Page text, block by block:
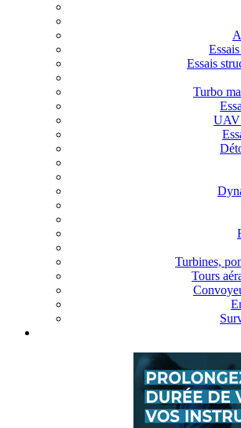
Essais
Turbo
UAV
Turbines,
Tours